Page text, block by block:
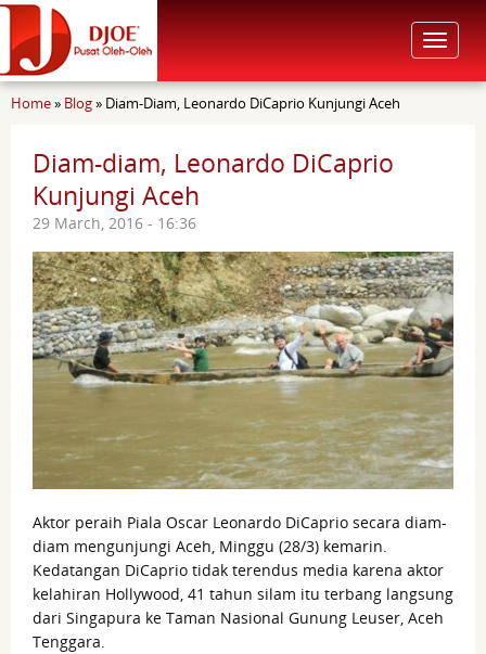
Toggle
You are here
Home» Blog» Diam-Diam, Leonardo DiCaprio Kunjungi Aceh
Diam-diam, Leonardo DiCaprio
Kunjungi Aceh
29 March, 2016 - 16:36
Aktor peraih Piala Oscar Leonardo DiCaprio secara diam-
diam mengunjungi Aceh, Minggu (28/3) kemarin.
Kedatangan DiCaprio tidak terendus media karena aktor
kelahiran Hollywood, 41 tahun silam itu terbang langsung
dari Singapura ke Taman Nasional Gunung Leuser, Aceh
Tenggara.